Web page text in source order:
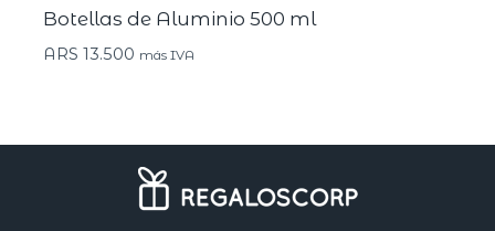
Botellas de Aluminio 500 ml
ARS 13.500 más IVA